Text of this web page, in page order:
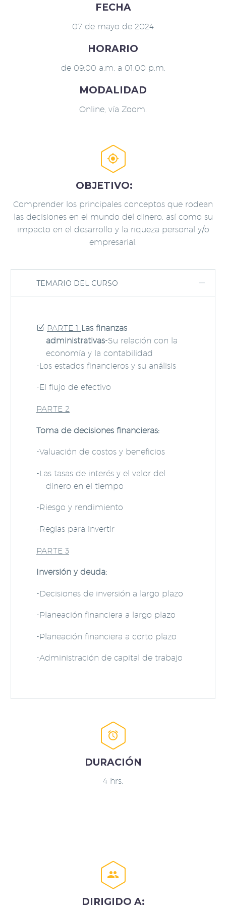
FECHA
07 de mayo de 2024
HORARIO
de 09:00 a.m. a 01:00 p.m.
MODALIDAD
Online, vía Zoom.


OBJETIVO:
Comprender los principales conceptos que rodean
las decisiones en el mundo del dinero, así como su
impacto en el desarrollo y la riqueza personal y/o
empresarial.
TEMARIO DEL CURSO
PARTE 1 Las finanzas
administrativas-Su relación con la
economía y la contabilidad
-Los estados financieros y su análisis
-El flujo de efectivo
PARTE 2
Toma de decisiones financieras:
-Valuación de costos y beneficios
-Las tasas de interés y el valor del
dinero en el tiempo
-Riesgo y rendimiento
-Reglas para invertir
PARTE 3
Inversión y deuda:
-Decisiones de inversión a largo plazo
-Planeación financiera a largo plazo
-Planeación financiera a corto plazo
-Administración de capital de trabajo


DURACIÓN
4 hrs.


DIRIGIDO A: